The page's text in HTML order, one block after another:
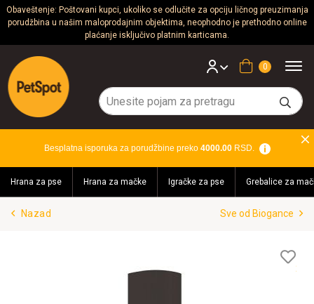
Obaveštenje: Poštovani kupci, ukoliko se odlučite za opciju ličnog preuzimanja
porudžbina u našim maloprodajnim objektima, neophodno je prethodno online
plaćanje isključivo platnim karticama.
Psi
Mačke
Glodari
Akvaristika
Teraristika
Brendovi
Korpa
Besplatna isporuka za porudžbine preko 4000.00RSD.
Hrana za pse Hrana za mačke Igračke za pse Grebalice za
Nazad Sve od Biogance